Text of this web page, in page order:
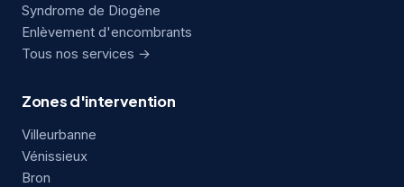
Syndrome de Diogène
Enlèvement d'encombrants
Tous nos services →
Zones d'intervention
Villeurbanne
Vénissieux
Bron